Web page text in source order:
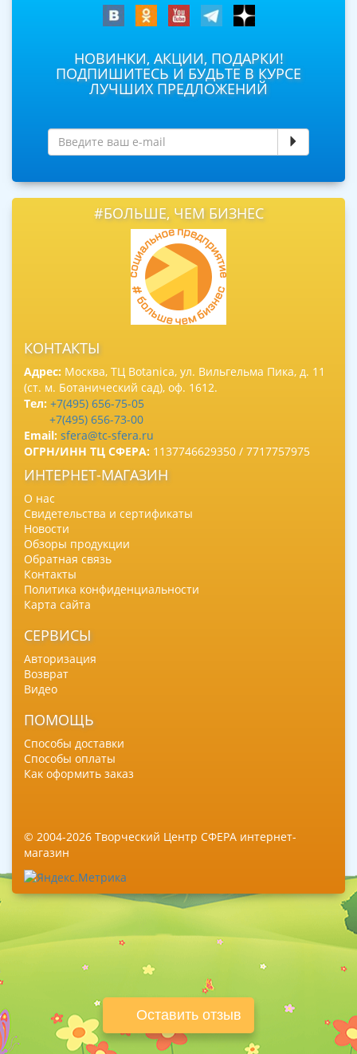
Оставить отзыв
НОВИНКИ, АКЦИИ, ПОДАРКИ!
ПОДПИШИТЕСЬ И БУДЬТЕ В КУРСЕ
ЛУЧШИХ ПРЕДЛОЖЕНИЙ
#БОЛЬШЕ, ЧЕМ БИЗНЕС
КОНТАКТЫ
Адрес: Москва, ТЦ Botanica, ул. Вильгельма Пика, д. 11
(ст. м. Ботанический сад), оф. 1612.
Тел: +7(495) 656-75-05
+7(495) 656-73-00
Email: sfera@tc-sfera.ru
ОГРН/ИНН ТЦ СФЕРА: 1137746629350 / 7717757975
ИНТЕРНЕТ-МАГАЗИН
О нас
Свидетельства и сертификаты
Новости
Обзоры продукции
Обратная связь
Контакты
Политика конфиденциальности
Карта сайта
СЕРВИСЫ
Авторизация
Возврат
Видео
ПОМОЩЬ
Способы доставки
Способы оплаты
Как оформить заказ
© 2004-2026 Творческий Центр СФЕРА интернет-
магазин